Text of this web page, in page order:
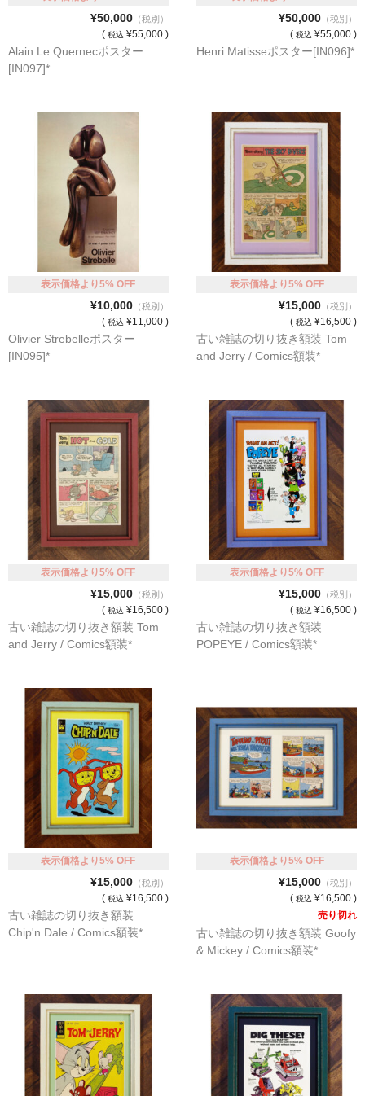
¥50,000（税別）
( 税込 ¥55,000 )
Alain Le Quernecポスター
[IN097]*
¥50,000（税別）
( 税込 ¥55,000 )
Henri Matisseポスター[IN096]*
表示価格より5% OFF
¥10,000（税別）
( 税込 ¥11,000 )
Olivier Strebelleポスター
[IN095]*
表示価格より5% OFF
¥15,000（税別）
( 税込 ¥16,500 )
古い雑誌の切り抜き額装 Tom
and Jerry / Comics額装*
表示価格より5% OFF
¥15,000（税別）
( 税込 ¥16,500 )
古い雑誌の切り抜き額装 Tom
and Jerry / Comics額装*
表示価格より5% OFF
¥15,000（税別）
( 税込 ¥16,500 )
古い雑誌の切り抜き額装
POPEYE / Comics額装*
表示価格より5% OFF
¥15,000（税別）
( 税込 ¥16,500 )
古い雑誌の切り抜き額装
Chip'n Dale / Comics額装*
表示価格より5% OFF
¥15,000（税別）
( 税込 ¥16,500 )
売り切れ
古い雑誌の切り抜き額装 Goofy
& Mickey / Comics額装*